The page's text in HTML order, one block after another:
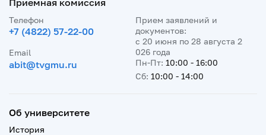
Приемная комиссия
Телефон
+7 (4822) 57-22-00
Email
abit@tvgmu.ru
Прием заявлений и
документов:
с 20 июня по 28 августа 2
026 года
Пн-Пт: 10:00 - 16:00
Сб: 10:00 - 14:00
Об университете
История